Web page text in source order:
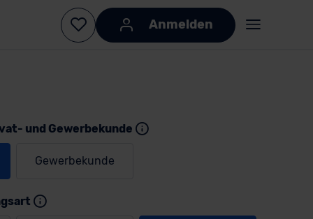
Anmelden
und Gewerbekunde
Gewerbekunde